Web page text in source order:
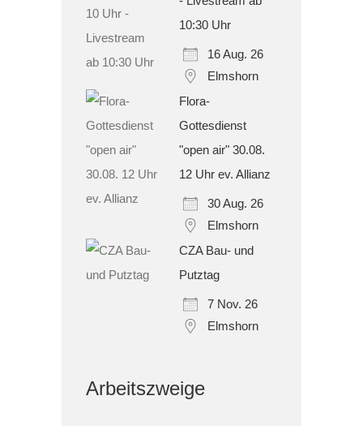
10:30 Uhr
16 Aug. 26
Elmshorn
Flora-
Gottesdienst
"open air" 30.08.
12 Uhr ev. Allianz
30 Aug. 26
Elmshorn
CZA Bau- und
Putztag
7 Nov. 26
Elmshorn
Arbeitszweige